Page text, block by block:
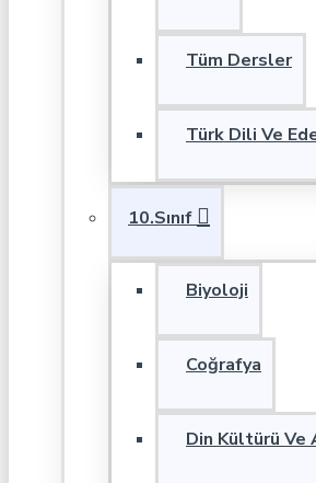
Tüm Dersler
Türk Dili Ve
10.Sınıf
Biyoloji
Coğrafya
Din Kültürü Ve